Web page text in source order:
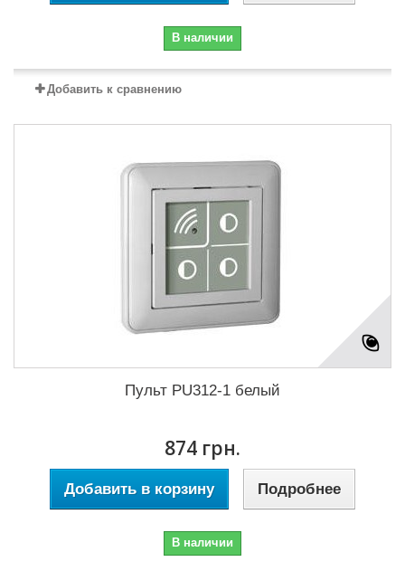
В наличии
Добавить к сравнению
Пульт PU312-1 белый
874 грн.
Добавить в корзину Подробнее
В наличии